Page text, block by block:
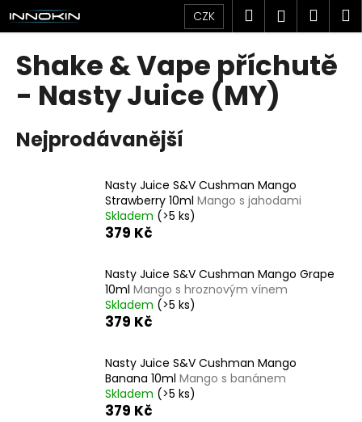
Přejít
na
obsah
CZK Hledat
Shake & Vape příchutě
- Nasty Juice (MY)
Nejprodávanější
Nasty Juice S&V Cushman Mango
Strawberry 10ml Mango s jahodami
Skladem (>5 ks)
379 Kč
Nasty Juice S&V Cushman Mango Grape
10ml Mango s hroznovým vínem
Skladem (>5 ks)
379 Kč
Nasty Juice S&V Cushman Mango
Banana 10ml Mango s banánem
Skladem (>5 ks)
379 Kč
K
o
C
p
o